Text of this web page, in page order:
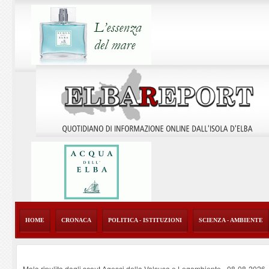
HOME CRONACA POLITICA - ISTITUZIONI SCIENZA - AMBIENTE